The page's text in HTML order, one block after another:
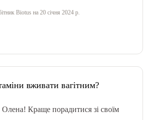
Biotus на 20 січня 2024 р.
вживати вагітним?
Краще порадитися зі своїм